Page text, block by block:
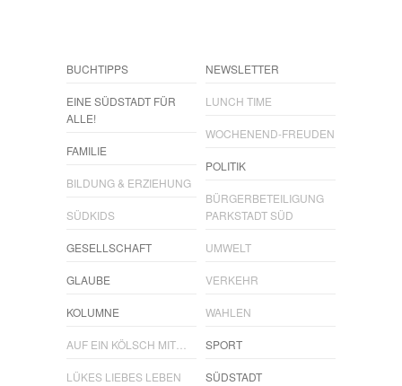
BUCHTIPPS
EINE SÜDSTADT FÜR
ALLE!
FAMILIE
BILDUNG & ERZIEHUNG
SÜDKIDS
GESELLSCHAFT
GLAUBE
KOLUMNE
AUF EIN KÖLSCH MIT…
LÜKES LIEBES LEBEN
NEWSLETTER
LUNCH TIME
WOCHENEND-FREUDEN
POLITIK
BÜRGERBETEILIGUNG
PARKSTADT SÜD
UMWELT
VERKEHR
WAHLEN
SPORT
SÜDSTADT